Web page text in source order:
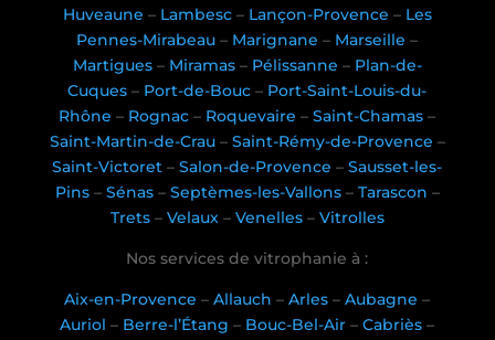
Huveaune – Lambesc– Lançon-Provence – Les
Pennes-Mirabeau – Marignane – Marseille –
Martigues– Miramas– Pélissanne – Plan-de-
Cuques – Port-de-Bouc – Port-Saint-Louis-du-
Rhône – Rognac – Roquevaire –Saint-Chamas –
Saint-Martin-de-Crau– Saint-Rémy-de-Provence –
Saint-Victoret –Salon-de-Provence –Sausset-les-
Pins– Sénas– Septèmes-les-Vallons– Tarascon –
Trets– Velaux– Venelles– Vitrolles
Nos services de vitrophanie à :
Aix-en-Provence –Allauch –Arles –Aubagne –
Auriol – Berre-l’Étang – Bouc-Bel-Air –Cabriès –